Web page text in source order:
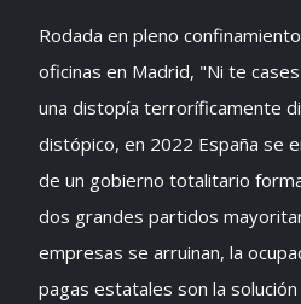
Rodada en pleno
oficinas en Madrid, "Ni te
una distopía terroríficamente
distópico, en 2022 España se
de un gobierno totalitario
dos grandes partidos
empresas se arruinan, la
pagas estatales son la